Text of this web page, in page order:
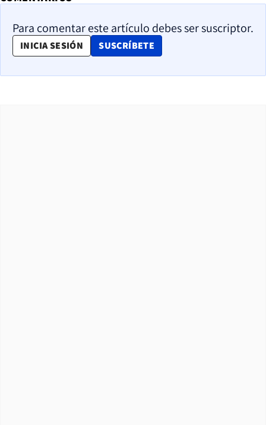
Para comentar este artículo debes ser suscriptor.
INICIA SESIÓN SUSCRÍBETE
OPENS IN NEW WINDOW